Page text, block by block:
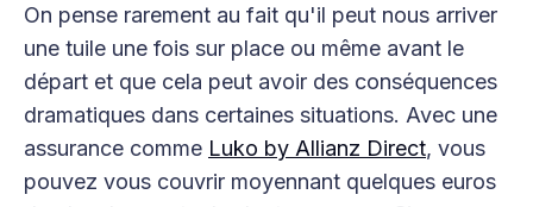
On pense rarement au fait qu'il peut nous arriver
une tuile une fois sur place ou même avant le
départ et que cela peut avoir des conséquences
dramatiques dans certaines situations. Avec une
assurance comme Luko by Allianz Direct, vous
pouvez vous couvrir moyennant quelques euros